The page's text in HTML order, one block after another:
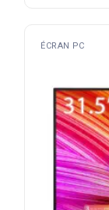
ÉCRAN PC